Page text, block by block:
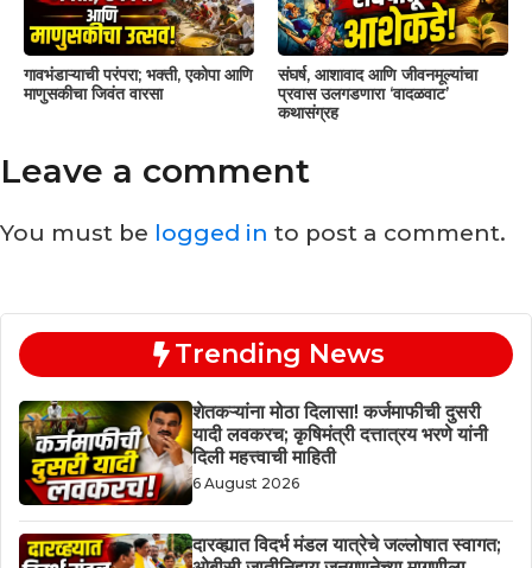
गावभंडाऱ्याची परंपरा; भक्ती, एकोपा आणि
माणुसकीचा जिवंत वारसा
संघर्ष, आशावाद आणि जीवनमूल्यांचा
प्रवास उलगडणारा ‘वादळवाट’
कथासंग्रह
Leave a comment
You must be logged in to post a comment.
Trending News
शेतकऱ्यांना मोठा दिलासा! कर्जमाफीची दुसरी
यादी लवकरच; कृषिमंत्री दत्तात्रय भरणे यांनी
दिली महत्त्वाची माहिती
6 August 2026
दारव्ह्यात विदर्भ मंडल यात्रेचे जल्लोषात स्वागत;